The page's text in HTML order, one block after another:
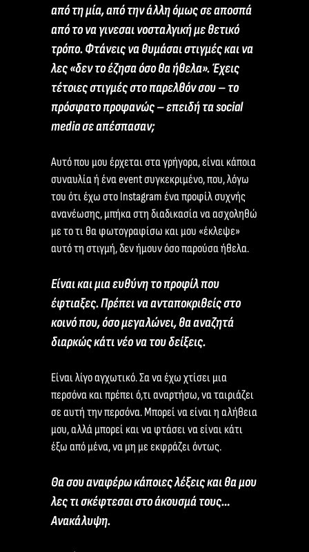
από τη μία, από την άλλη όμως σε αποσπά
από το να γινεσαι νοσταλγική με θετικό
τρόπο. Φτάνεις να θυμάσαι στιγμές και να
λες «δεν το έζησα όσο θα ήθελα». Έχεις
τέτοιες στιγμές στο παρελθόν σου – το
πρόσφατο προφανώς – επειδή τα social
media σε απέσπασαν;
Αυτό που μου έρχεται στα γρήγορα, είναι κάποια
συναυλία ή ένα event συγκεκριμένο, που, λόγω
του ότι έχω στο Instagram ένα προφίλ συχνής
ανανέωσης, μπήκα στη διαδικασία να ασχοληθώ
με το τι θα φωτογραφίσω και μου «έκλεψε»
αυτό τη στιγμή, δεν ήμουν όσο παρούσα ήθελα.
Είναι και μια ευθύνη το προφίλ που
έφτιαξες. Πρέπει να ανταποκριθείς στο
κοινό που, όσο μεγαλώνει, θα αναζητά
διαρκώς κάτι νέο να του δείξεις.
Είναι λίγο αγχωτικό. Σα να έχω χτίσει μια
περσόνα και πρέπει ό,τι αναρτήσω, να ταιριάζει
σε αυτή την περσόνα. Μπορεί να είναι η αλήθεια
μου, αλλά μπορεί και να φτάσει να είναι κάτι
έξω από μένα, να μη με εκφράζει όντως.
Θα σου αναφέρω κάποιες λέξεις και θα μου
λες τι σκέφτεσαι στο άκουσμά τους…
Ανακάλυψη.